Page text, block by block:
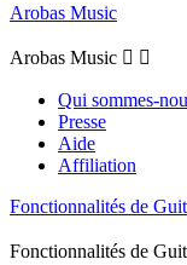
Arobas Music
Arobas Music  
Qui sommes-
Presse
Aide
Affiliation
Fonctionnalités de
Fonctionnalités de